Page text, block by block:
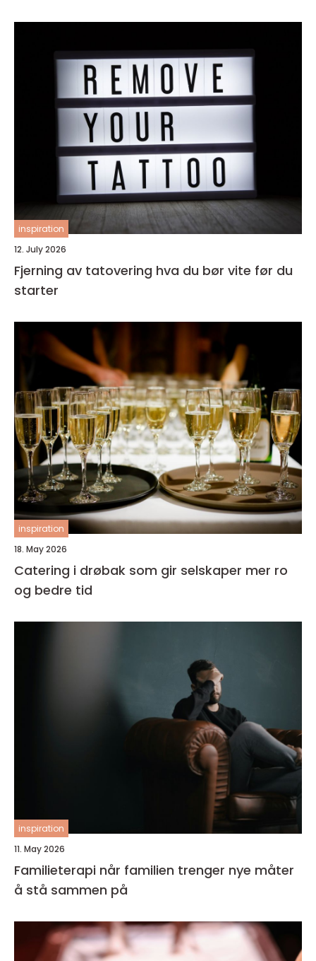
inspiration
12. July 2026
Fjerning av tatovering hva du bør vite før du
starter
inspiration
18. May 2026
Catering i drøbak som gir selskaper mer ro
og bedre tid
inspiration
11. May 2026
Familieterapi når familien trenger nye måter
å stå sammen på